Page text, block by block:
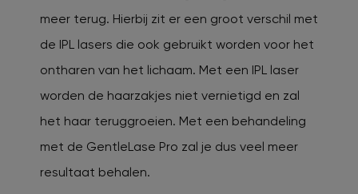
meer terug. Hierbij zit er een groot verschil met
de IPL lasers die ook gebruikt worden voor het
ontharen van het lichaam. Met een IPL laser
worden de haarzakjes niet vernietigd en zal
het haar teruggroeien. Met een behandeling
met de GentleLase Pro zal je dus veel meer
resultaat behalen.